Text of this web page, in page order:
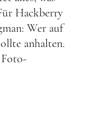
schreibe auf
das Reisen
Themen
richtig.
Hackberry
Wer auf
anhalten.